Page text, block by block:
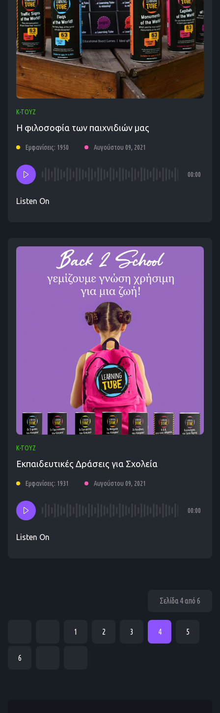
K-TOYZ
Η φιλοσοφία των παιχνιδιών μας
Εμφανίσεις: 1950 Αυγούστου 09, 2021
00:00
Listen On
K-TOYZ
Εκπαιδευτικές Δράσεις για Σχολεία
Εμφανίσεις: 1931 Αυγούστου 09, 2021
00:00
Listen On
Σελίδα 4 από 6
1 2 3 4 5
6